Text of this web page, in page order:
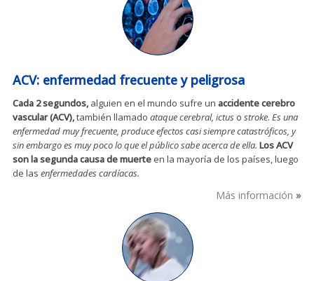
ACV: enfermedad frecuente y peligrosa
Cada 2 segundos, alguien en el mundo sufre un accidente cerebro
vascular (ACV),también llamado ataque cerebral, ictus o stroke. Es una
enfermedad muy frecuente, produce efectos casi siempre catastróficos, y
sin embargo es muy poco lo que el público sabe acerca de ella. Los ACV
son la segunda causa de muerte en la mayoría de los países, luego
de las enfermedades cardíacas.
Más información